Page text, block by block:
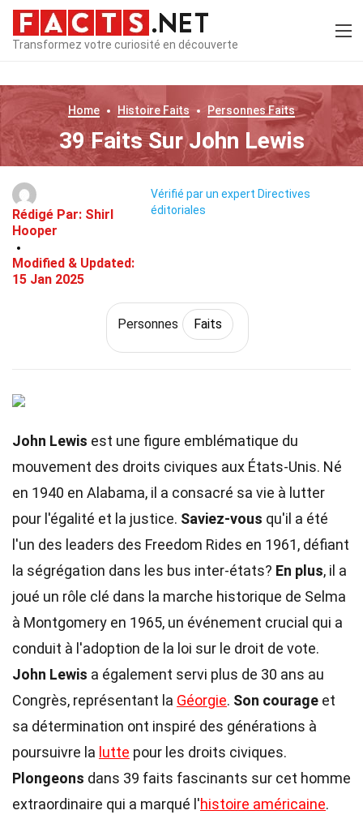
Transformez votre curiosité en découverte
Home Histoire Faits PersonnesFaits
39 Faits Sur John Lewis
Rédigé Par: Shirl
Hooper
Modified & Updated:
15 Jan 2025
Vérifié par un expert Directives
éditoriales
Personnes Faits
John Lewis est une figure emblématique du
mouvement des droits civiques aux États-Unis. Né
en 1940 en Alabama, il a consacré sa vie à lutter
pour l'égalité et la justice. Saviez-vous qu'il a été
l'un des leaders des Freedom Rides en 1961, défiant
la ségrégation dans les bus inter-états? En plus, il a
joué un rôle clé dans la marche historique de Selma
à Montgomery en 1965, un événement crucial qui a
conduit à l'adoption de la loi sur le droit de vote.
John Lewis a également servi plus de 30 ans au
Congrès, représentant la Géorgie. Son courage et
sa détermination ont inspiré des générations à
poursuivre la lutte pour les droits civiques.
Plongeons dans 39 faits fascinants sur cet homme
extraordinaire qui a marqué l'histoire américaine.